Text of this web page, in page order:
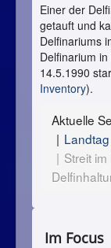
Einer der
getauft und
Delfinariums
Delfinarium
14.5.1990
Inventory).
Aktuelle
Streit
Im Focus